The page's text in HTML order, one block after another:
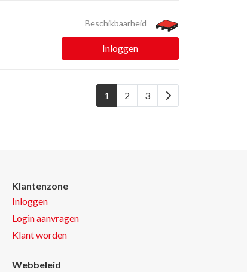
Beschikbaarheid
Inloggen
1 2 3
Klantenzone
Inloggen
Login aanvragen
Klant worden
Webbeleid